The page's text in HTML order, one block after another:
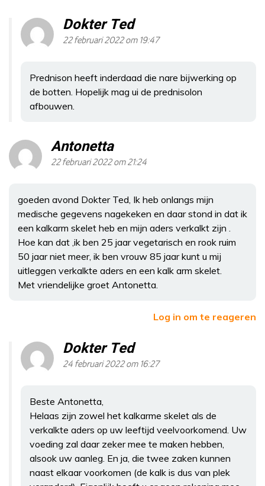
Dokter Ted
22 februari 2022 om 19:47
Prednison heeft inderdaad die nare bijwerking op
de botten. Hopelijk mag ui de prednisolon
afbouwen.
Antonetta
22 februari 2022 om 21:24
goeden avond Dokter Ted, Ik heb onlangs mijn
medische gegevens nagekeken en daar stond in dat ik
een kalkarm skelet heb en mijn aders verkalkt zijn .
Hoe kan dat ,ik ben 25 jaar vegetarisch en rook ruim
50 jaar niet meer, ik ben vrouw 85 jaar kunt u mij
uitleggen verkalkte aders en een kalk arm skelet.
Met vriendelijke groet Antonetta.
Log in om te reageren
Dokter Ted
24 februari 2022 om 16:27
Beste Antonetta,
Helaas zijn zowel het kalkarme skelet als de
verkalkte aders op uw leeftijd veelvoorkomend. Uw
voeding zal daar zeker mee te maken hebben,
alsook uw aanleg. En ja, die twee zaken kunnen
naast elkaar voorkomen (de kalk is dus van plek